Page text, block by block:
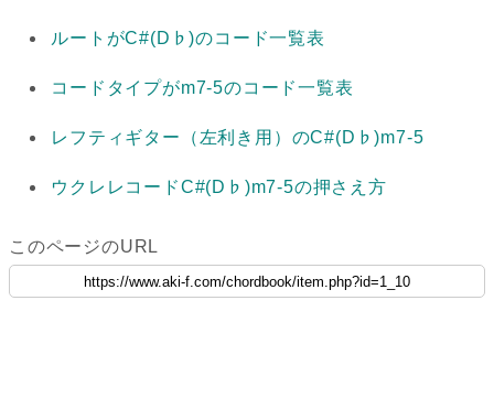
ルートがC#(D♭)のコード一覧表
コードタイプがm7-5のコード一覧表
レフティギター（左利き用）のC#(D♭)m7-5
ウクレレコードC#(D♭)m7-5の押さえ方
このページのURL